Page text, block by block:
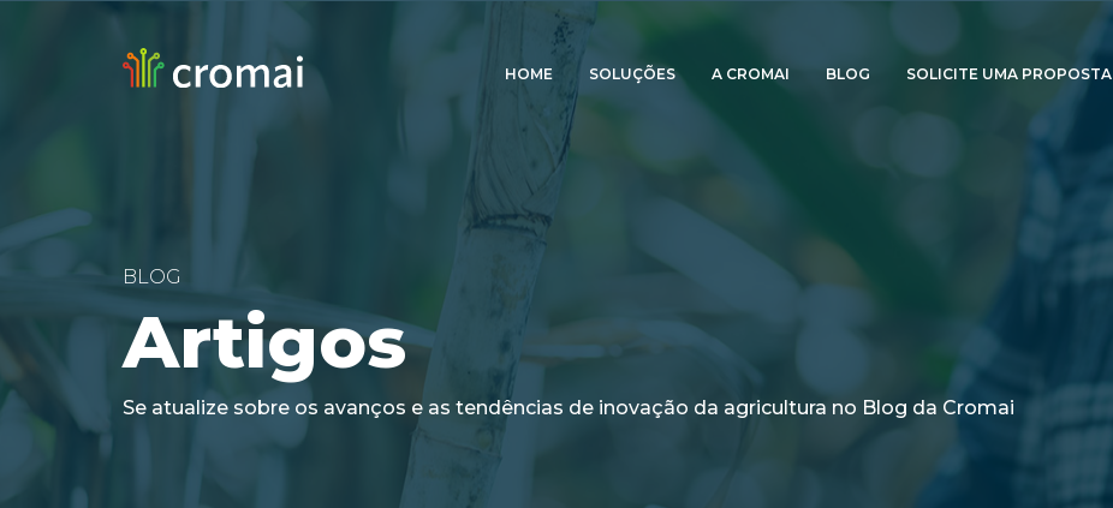
HOME SOLUÇÕES A CROMAI BLOG SOLICITE UMA PROPOSTA
BLOG
Artigos
Se atualize sobre os avanços e as tendências de inovação da agricultura no Blog da Cromai